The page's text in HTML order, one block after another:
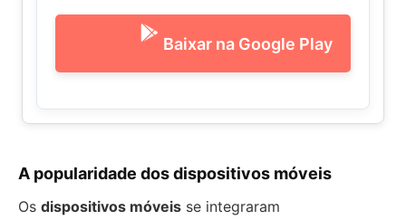
Baixar na Google Play
A popularidade dos dispositivos móveis
Os dispositivos móveis se integraram